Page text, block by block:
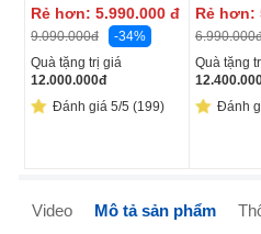
Rẻ hơn: 5.990.000 đ
9.090.000đ
-34%
Quà tặng trị giá
12.000.000đ
Đánh giá 5/5 (199)
Rẻ hơn:
6.990.000
Quà tặng
Đánh
Video Mô tả sản phẩm